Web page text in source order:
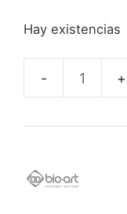
€
Hay existencias